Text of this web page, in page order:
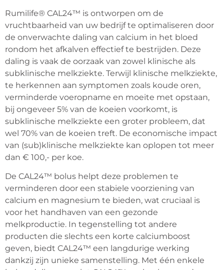
Rumilife® CAL24™ is ontworpen om de
vruchtbaarheid van uw bedrijf te optimaliseren door
de onverwachte daling van calcium in het bloed
rondom het afkalven effectief te bestrijden. Deze
daling is vaak de oorzaak van zowel klinische als
subklinische melkziekte. Terwijl klinische melkziekte,
te herkennen aan symptomen zoals koude oren,
verminderde voeropname en moeite met opstaan,
bij ongeveer 5% van de koeien voorkomt, is
subklinische melkziekte een groter probleem, dat
wel 70% van de koeien treft. De economische impact
van (sub)klinische melkziekte kan oplopen tot meer
dan € 100,- per koe.
De CAL24™ bolus helpt deze problemen te
verminderen door een stabiele voorziening van
calcium en magnesium te bieden, wat cruciaal is
voor het handhaven van een gezonde
melkproductie. In tegenstelling tot andere
producten die slechts een korte calciumboost
geven, biedt CAL24™ een langdurige werking
dankzij zijn unieke samenstelling. Met één enkele